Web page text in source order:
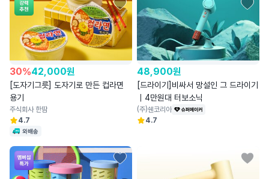
30%42,000원
[도자기그릇] 도자기로 만든 컵라면
용기
주식회사 한땀
4.7
와배송
48,900원
[드라이기]비싸서 망설인 그 드라이기
｜4만원대 터보소닉
(주)쉔코리아
4.7